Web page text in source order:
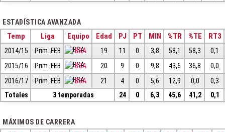
ESTADÍSTICA AVANZADA
Temp Liga Equipo Edad PJ PT MIN %TR %TE RT3
2014/15 Prim. FEB BSA 19 11 0 3,8 58,1 58,3
0,1
2015/16
Prim. FEB BSA 20 9 0 9,8 43,6 36,8
0,0
2016/17
Prim. FEB BSA 21 4 0 5,6 12,9 0,0
0,3
Totales
3 temporadas 24 0 6,3 45,6 41,2 0,1
MÁXIMOS DE CARRERA